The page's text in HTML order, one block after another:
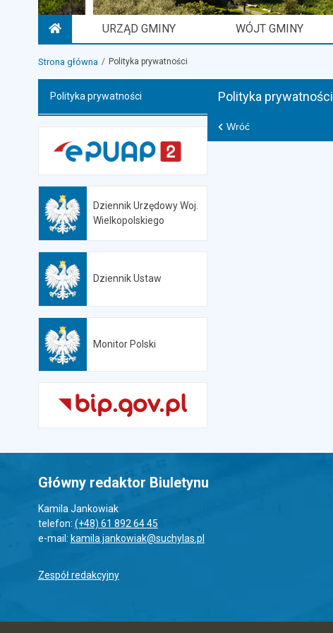
URZĄD GMINY WÓJT GMINY
Strona główna Polityka prywatności
Polityka prywatności
Dziennik Urzędowy Woj.
Wielkopolskiego
Dziennik Ustaw
Monitor Polski
Polityka prywatności
Wróć
Główny redaktor Biuletynu
Kamila Jankowiak
telefon: (+48) 61 892 64 45
e-mail: kamila.jankowiak@suchylas.pl
Zespół redakcyjny